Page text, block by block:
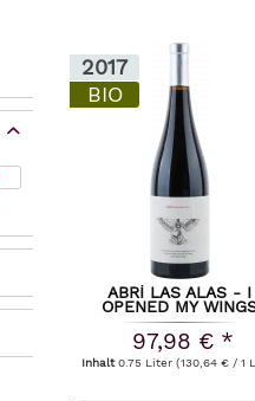
2017
BIO
ABRÍ LAS ALAS - I
OPENED MY
VALDEMONJAS 2017
97,98 € *
Inhalt0.75 Liter(130,64 € / 1